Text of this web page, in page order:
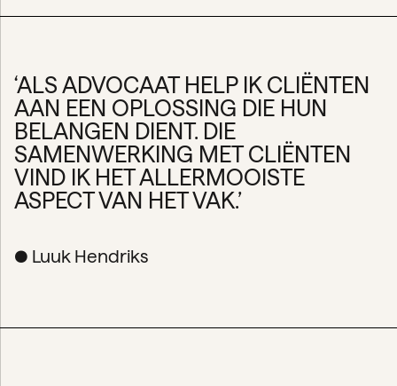
‘ALS ADVOCAAT HELP IK CLIËNTEN
AAN EEN OPLOSSING DIE HUN
BELANGEN DIENT. DIE
SAMENWERKING MET CLIËNTEN
VIND IK HET ALLERMOOISTE
ASPECT VAN HET VAK.’
● Luuk Hendriks